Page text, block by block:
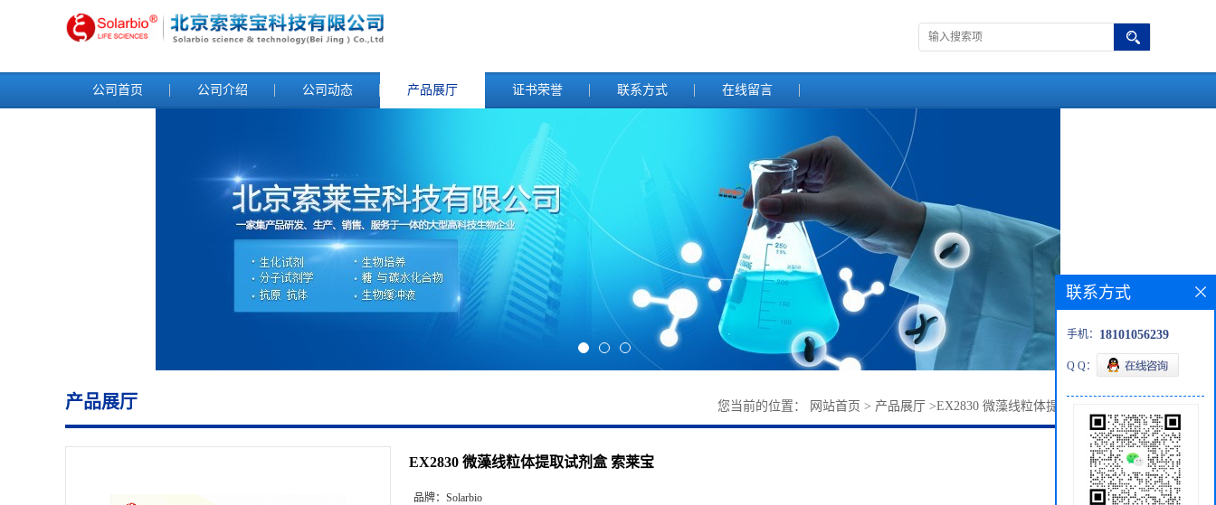
公司首页 公司介绍 公司动态 产品展厅 证书荣誉 联系方式 在线留言
产品展厅 您当前的位置： 网站首页 > 产品展厅 >EX2830 微藻线粒体提取试剂盒 索莱宝
EX2830 微藻线粒体提取试剂盒 索莱宝
品牌： Solarbio
联系方式
手机： 18101056239
Q Q：